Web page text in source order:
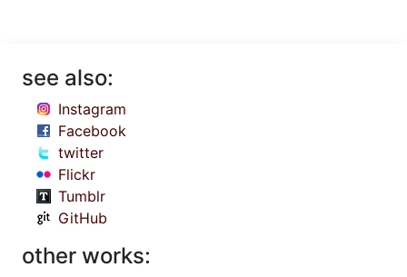
see also:
Instagram
Facebook
twitter
Flickr
Tumblr
GitHub
other works: